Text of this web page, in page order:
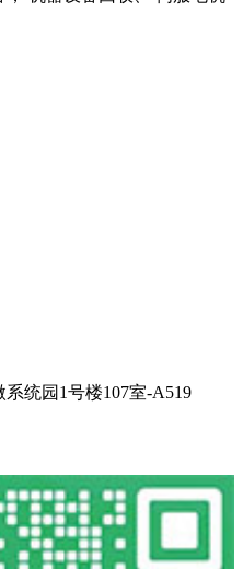
统园1号楼107室-A519